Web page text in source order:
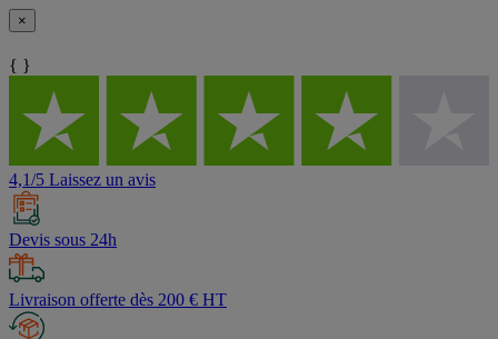
×
{ }
4,1/5 Laissez un avis
Devis sous 24h
Livraison offerte dès 200 € HT